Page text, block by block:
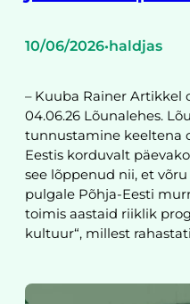
10/06/2026•haldjas
– Kuuba Rainer Artikkel
04.06.26 Lõunalehes.
tunnustamine keeltena
Eestis korduvalt
see lõppenud nii, et
pulgale Põhja-Eesti
toimis aastaid riiklik
kultuur“, millest